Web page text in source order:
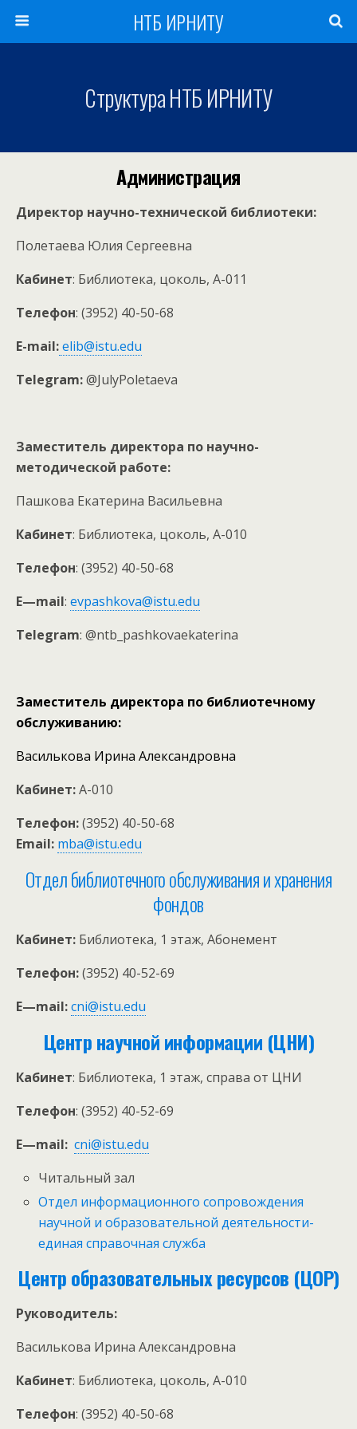
НТБ ИРНИТУ
Структура НТБ ИРНИТУ
Администрация
Директор научно-технической библиотеки:
Полетаева Юлия Сергеевна
Кабинет: Библиотека, цоколь, А-011
Телефон: (3952) 40-50-68
E-mail:elib@istu.edu
Telegram:@JulyPoletaeva
Заместитель директора по научно-
методической работе:
Пашкова Екатерина Васильевна
Кабинет: Библиотека, цоколь, А-010
Телефон: (3952) 40-50-68
E—mail: evpashkova@istu.edu
Telegram: @ntb_pashkovaekaterina
Заместитель директора по библиотечному
обслуживанию:
Василькова Ирина Александровна
Кабинет:А-010
Телефон:(3952) 40-50-68
Email: mba@istu.edu
Отдел библиотечного обслуживания и хранения
фондов
Кабинет: Библиотека, 1 этаж, Абонемент
Телефон:(3952) 40-52-69
E—mail:cni@istu.edu
Центр научной информации (ЦНИ)
Кабинет: Библиотека, 1 этаж, справа от ЦНИ
Телефон: (3952) 40-52-69
E—mail: cni@istu.edu
Читальный зал
Отдел информационного сопровождения
научной и образовательной деятельности-
единая справочная служба
Центр образовательных ресурсов (ЦОР)
Руководитель:
Василькова Ирина Александровна
Кабинет: Библиотека, цоколь, А-010
Телефон: (3952) 40-50-68